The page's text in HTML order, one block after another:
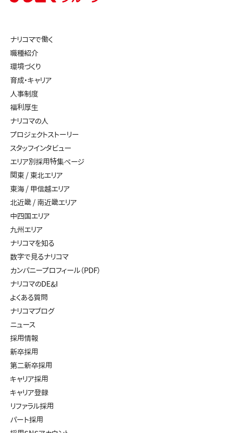
ナリコマで働く
職種紹介
環境づくり
育成・キャリア
人事制度
福利厚生
ナリコマの人
プロジェクトストーリー
スタッフインタビュー
エリア別採用特集ページ
関東 / 東北エリア
東海 / 甲信越エリア
北近畿 / 南近畿エリア
中四国エリア
九州エリア
ナリコマを知る
数字で見るナリコマ
カンパニープロフィール（PDF）
ナリコマのDE&I
よくある質問
ナリコマブログ
ニュース
採用情報
新卒採用
第二新卒採用
キャリア採用
キャリア登録
リファラル採用
パート採用